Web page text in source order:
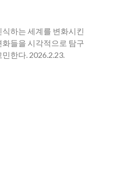
하는 세계를 변화시킨
들을 시각적으로 탐구
한다. 2026.2.23.